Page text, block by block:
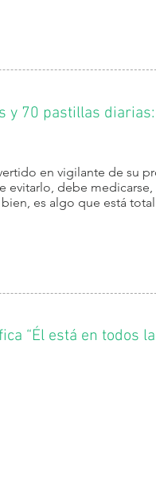
70 pastillas
en vigilante de su
evitarlo, debe
es algo que está
“Él está en todos